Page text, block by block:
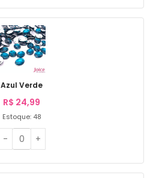
Azul Verde
R$ 24,99
Estoque: 48